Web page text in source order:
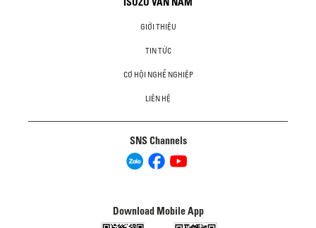
GIỚI THIỆU
TIN TỨC
CƠ HỘI NGHỀ NGHIỆP
LIÊN HỆ
SNS Channels
Download Mobile App